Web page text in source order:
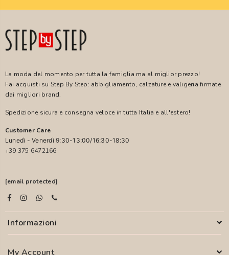
La moda del momento per tutta la famiglia ma al miglior prezzo!
Fai acquisti su Step By Step: abbigliamento, calzature e valigeria firmate
dai migliori brand.
Spedizione sicura e consegna veloce in tutta Italia e all'estero!
Customer Care
Lunedì - Venerdì 9:30-13:00/16:30-18:30
+39 375 6472166
[email protected]
Informazioni
My Account